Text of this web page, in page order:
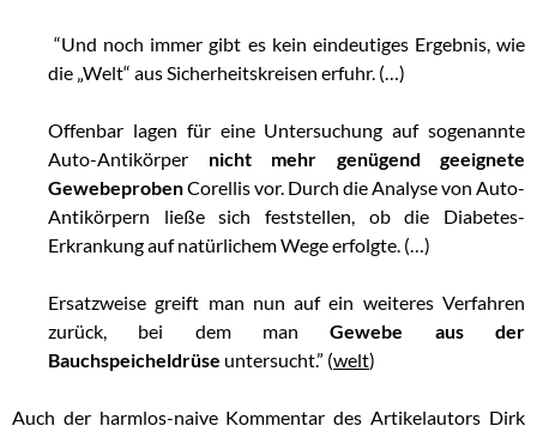
“Und noch immer gibt es kein eindeutiges Ergebnis, wie
die „Welt“ aus Sicherheitskreisen erfuhr. (…)
Offenbar lagen für eine Untersuchung auf sogenannte
Auto-Antikörper nicht mehr genügend geeignete
GewebeprobenCorellis vor. Durch die Analyse von Auto-
Antikörpern ließe sich feststellen, ob die Diabetes-
Erkrankung auf natürlichem Wege erfolgte. (…)
Ersatzweise greift man nun auf ein weiteres Verfahren
zurück, bei dem manGewebe aus der
Bauchspeicheldrüse untersucht.” (welt)
Auch der harmlos-naive Kommentar des Artikelautors Dirk